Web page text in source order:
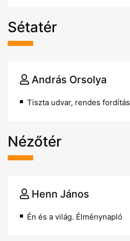
Sétatér
András Orsolya
Tiszta udvar, rendes fordítás
Nézőtér
Henn János
Én és a világ. Élménynapló